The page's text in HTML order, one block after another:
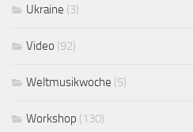
Ukraine (3)
Video (92)
Weltmusikwoche (5)
Workshop (130)